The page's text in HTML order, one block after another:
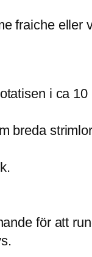
fraiche eller
i ca 10
breda
för att